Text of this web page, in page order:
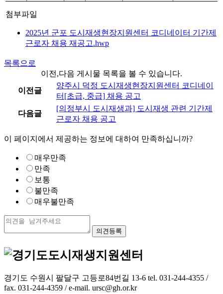
첨부파일
2025년 군포 도시재생현장지원센터 코디네이터 기간제
근로자 채용 재공고.hwp
목록으로
이전,다음 게시물 목록을 볼 수 있습니다.
이전글
양주시 덕정 도시재생현장지원센터 코디네이
터[초급, 중급] 채용 공고
다음글
[의정부시 도시재생과] 도시재생 관련 기간제
근로자 채용 공고
이 페이지에서 제공하는 정보에 대하여 만족하십니까?
매우만족
만족
보통
불만족
매우불만족
경기도 수원시 팔달구 고등로84번길 13-6 tel. 031-244-4355 /
fax. 031-244-4359 / e-mail. ursc@gh.or.kr